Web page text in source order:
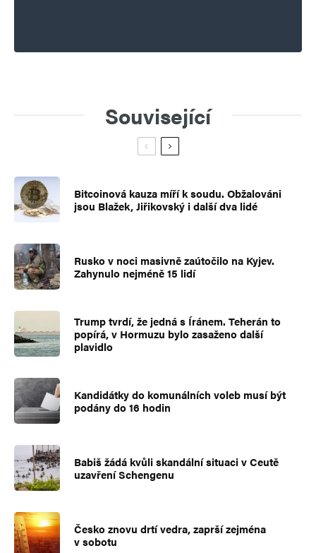
Související
Bitcoinová kauza míří k soudu. Obžalováni
jsou Blažek, Jiřikovský i další dva lidé
Rusko v noci masivně zaútočilo na Kyjev.
Zahynulo nejméně 15 lidí
Trump tvrdí, že jedná s Íránem. Teherán to
popírá, v Hormuzu bylo zasaženo další
plavidlo
Kandidátky do komunálních voleb musí být
podány do 16 hodin
Babiš žádá kvůli skandální situaci v Ceutě
uzavření Schengenu
Česko znovu drtí vedra, zaprší zejména
v sobotu